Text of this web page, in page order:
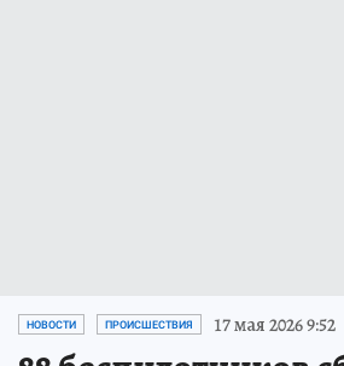
НОВОСТИ ПРОИСШЕСТВИЯ 17 мая 2026 9:52